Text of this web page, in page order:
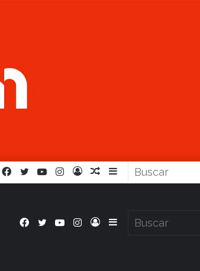
Barra
Artículo
Iniciar
Instagram
YouTube
Twitter
Facebook
Barra
Iniciar
Instagram
YouTube
Twitter
Facebook